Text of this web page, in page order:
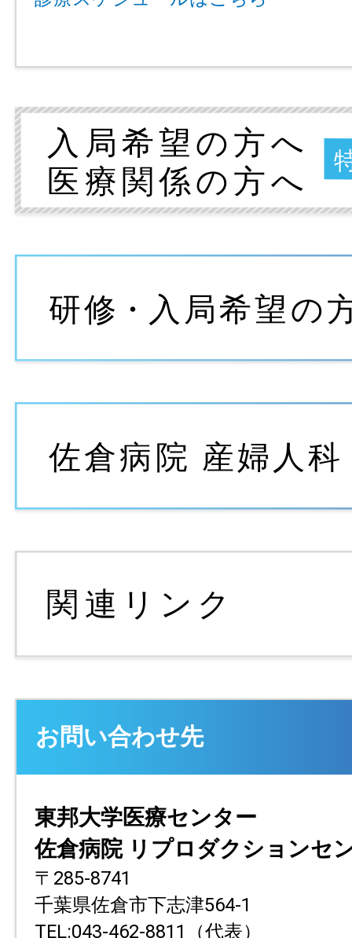
お問い合わせ先
東邦大学医療センター
佐倉病院 リプロダクションセ
〒285-8741
千葉県佐倉市下志津564-1
TEL:043-462-8811（代表）